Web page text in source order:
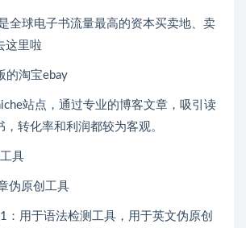
全球电子书流量最高的资本买卖地、卖
这里啦
的淘宝ebay
站点，通过专业的博客文章，吸引读
转化率和利润都较为客观。
具
伪原创工具
：用于语法检测工具，用于英文伪原创